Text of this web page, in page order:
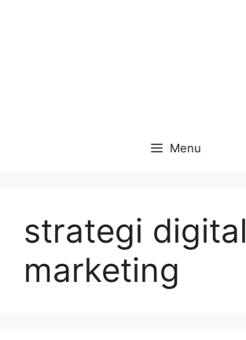
Menu
strategi digital
marketing